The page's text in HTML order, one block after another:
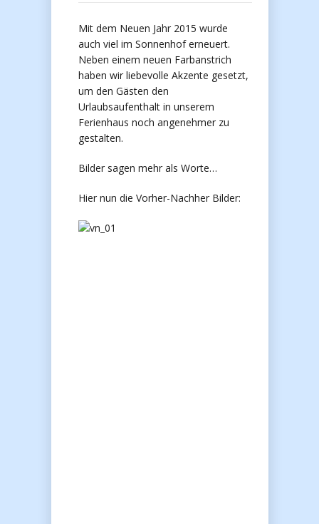
Mit dem Neuen Jahr 2015 wurde
auch viel im Sonnenhof erneuert.
Neben einem neuen Farbanstrich
haben wir liebevolle Akzente gesetzt,
um den Gästen den
Urlaubsaufenthalt in unserem
Ferienhaus noch angenehmer zu
gestalten.
Bilder sagen mehr als Worte…
Hier nun die Vorher-Nachher Bilder: